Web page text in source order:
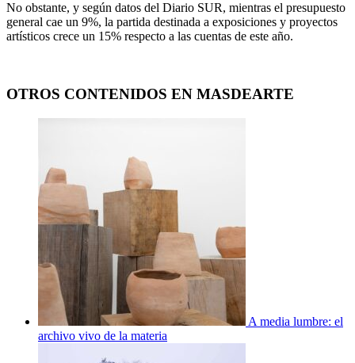
No obstante, y según datos del Diario SUR, mientras el presupuesto
general cae un 9%, la partida destinada a exposiciones y proyectos
artísticos crece un 15% respecto a las cuentas de este año.
OTROS CONTENIDOS EN MASDEARTE
A media lumbre: el
archivo vivo de la materia